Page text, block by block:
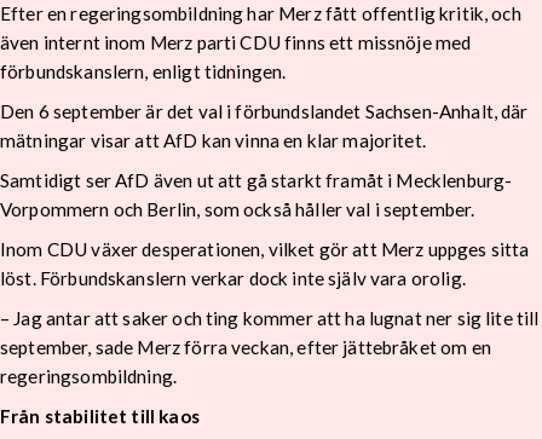
Efter en regeringsombildning har Merz fått offentlig kritik, och
även internt inom Merz parti CDU finns ett missnöje med
förbundskanslern, enligt tidningen.
Den 6 september är det val i förbundslandet Sachsen-Anhalt, där
mätningar visar att AfD kan vinna en klar majoritet.
Samtidigt ser AfD även ut att gå starkt framåt i Mecklenburg-
Vorpommern och Berlin, som också håller val i september.
Inom CDU växer desperationen, vilket gör att Merz uppges sitta
löst. Förbundskanslern verkar dock inte själv vara orolig.
– Jag antar att saker och ting kommer att ha lugnat ner sig lite till
september, sade Merz förra veckan, efter jättebråket om en
regeringsombildning.
Från stabilitet till kaos